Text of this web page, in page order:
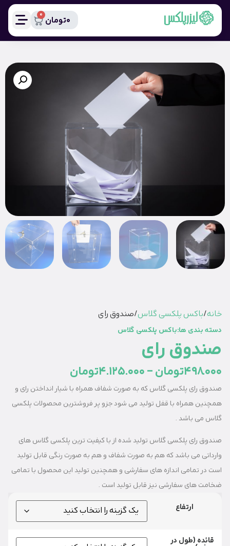
0تومان
0
خانه/باکس پلکسی گلاس/ صندوق رای
دسته بندی ها:باکس پلکسی گلاس
صندوق رای
498.000تومان –
4.125.000تومان
صندوق رای پلکسی گلاس که به صورت شفاف همراه با شیار انداختن رای و
همچنین همراه با قفل تولید می شود جزو پر فروشترین محصولات پلکسی
گلاس می باشد .
صندوق رای پلکسی گلاس تولید شده از با کیفیت ترین پلکسی گلاس های
وارداتی می باشد که هم به صورت شفاف و هم به صورت رنگی قابل تولید
است در تمامی اندازه های سفارشی و همچنین تولید این محصول با تمامی
ضخامت های سفارشی نیز قابل تولید است .
ارتفاع
قائده (طول در